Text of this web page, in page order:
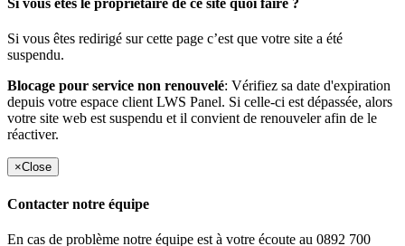
Si vous êtes le propriétaire de ce site quoi faire ?
Si vous êtes redirigé sur cette page c’est que votre site a été
suspendu.
Blocage pour service non renouvelé: Vérifiez sa date d'expiration
depuis votre espace client LWS Panel. Si celle-ci est dépassée, alors
votre site web est suspendu et il convient de renouveler afin de le
réactiver.
×Close
Contacter notre équipe
En cas de problème notre équipe est à votre écoute au 0892 700